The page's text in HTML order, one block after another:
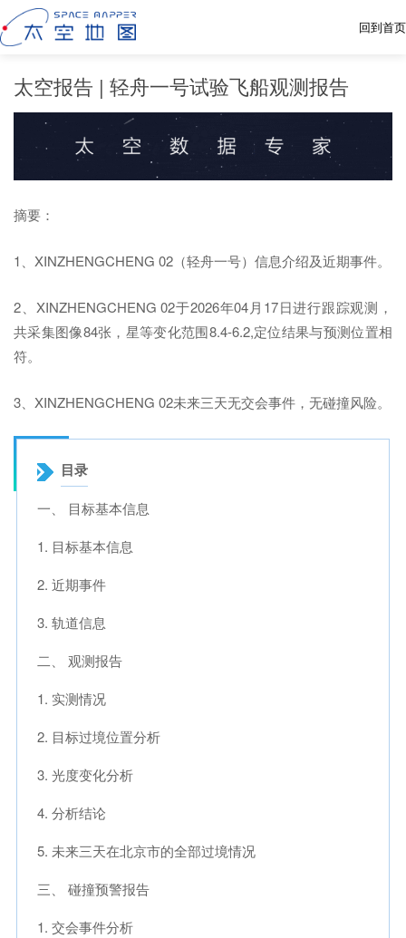
回到首页
太空报告 | 轻舟一号试验飞船观测报告
摘要：
1、XINZHENGCHENG 02（轻舟一号）信息介绍及近期事件。
2、XINZHENGCHENG 02于2026年04月17日进行跟踪观测，
共采集图像84张，星等变化范围8.4-6.2,定位结果与预测位置相
符。
3、XINZHENGCHENG 02未来三天无交会事件，无碰撞风险。
目录
一、 目标基本信息
1. 目标基本信息
2. 近期事件
3. 轨道信息
二、 观测报告
1. 实测情况
2. 目标过境位置分析
3. 光度变化分析
4. 分析结论
5. 未来三天在北京市的全部过境情况
三、 碰撞预警报告
1. 交会事件分析